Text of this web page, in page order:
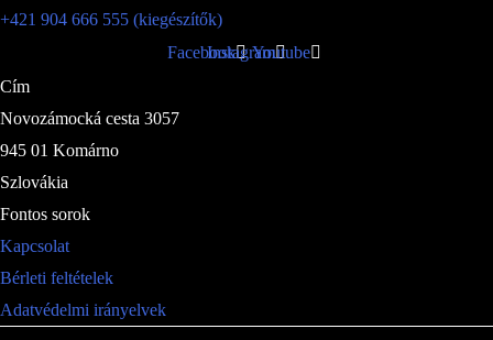
+421 904 666 555 (kiegészítők)
FacebookInstagramYoutube
Cím
Novozámocká cesta 3057
945 01 Komárno
Szlovákia
Fontos sorok
Kapcsolat
Bérleti feltételek
Adatvédelmi irányelvek